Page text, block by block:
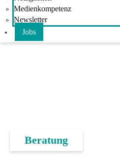
Medienkompetenz
Newsletter
Jobs
Beratung